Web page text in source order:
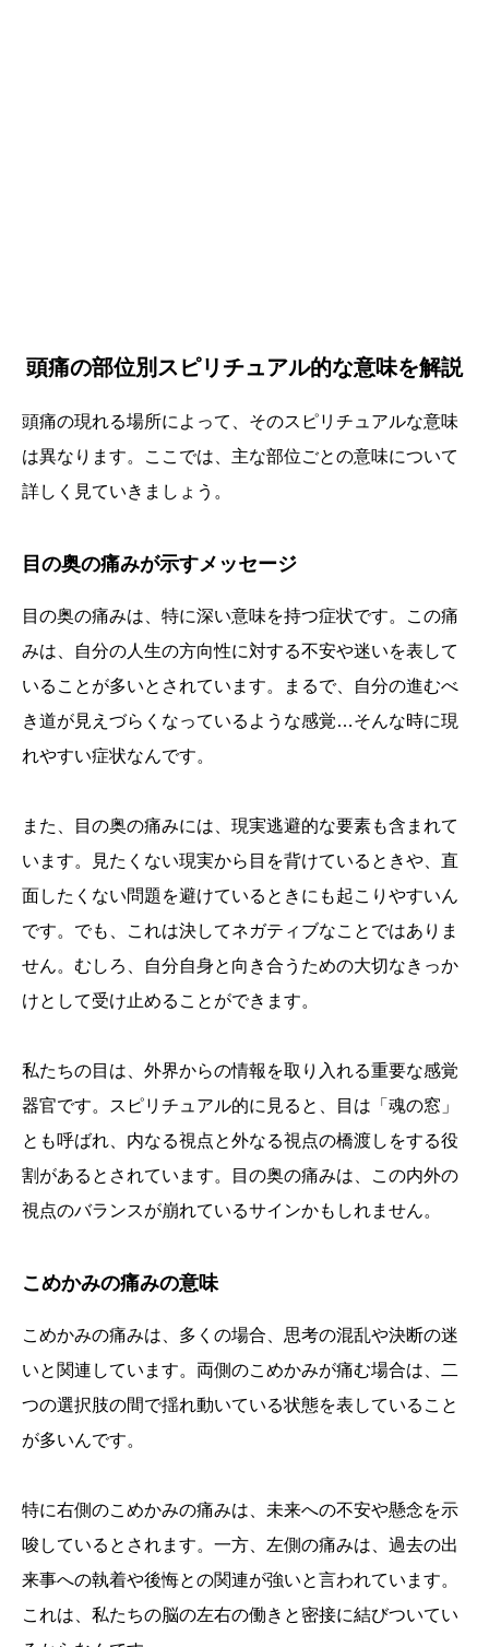
頭痛の部位別スピリチュアル的な意味を解説
頭痛の現れる場所によって、そのスピリチュアルな意味
は異なります。ここでは、主な部位ごとの意味について
詳しく見ていきましょう。
目の奥の痛みが示すメッセージ
目の奥の痛みは、特に深い意味を持つ症状です。この痛
みは、自分の人生の方向性に対する不安や迷いを表して
いることが多いとされています。まるで、自分の進むべ
き道が見えづらくなっているような感覚…そんな時に現
れやすい症状なんです。
また、目の奥の痛みには、現実逃避的な要素も含まれて
います。見たくない現実から目を背けているときや、直
面したくない問題を避けているときにも起こりやすいん
です。でも、これは決してネガティブなことではありま
せん。むしろ、自分自身と向き合うための大切なきっか
けとして受け止めることができます。
私たちの目は、外界からの情報を取り入れる重要な感覚
器官です。スピリチュアル的に見ると、目は「魂の窓」
とも呼ばれ、内なる視点と外なる視点の橋渡しをする役
割があるとされています。目の奥の痛みは、この内外の
視点のバランスが崩れているサインかもしれません。
こめかみの痛みの意味
こめかみの痛みは、多くの場合、思考の混乱や決断の迷
いと関連しています。両側のこめかみが痛む場合は、二
つの選択肢の間で揺れ動いている状態を表していること
が多いんです。
特に右側のこめかみの痛みは、未来への不安や懸念を示
唆しているとされます。一方、左側の痛みは、過去の出
来事への執着や後悔との関連が強いと言われています。
これは、私たちの脳の左右の働きと密接に結びついてい